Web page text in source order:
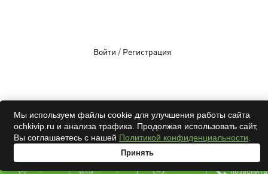
позвонить
Войти / Регистрация
OCHKIVIP 2009-2026©
Все права защищены
Мы используем файлы cookie для улучшения работы сайта
ochkivip.ru и анализа трафика. Продолжая использовать сайт,
Вы соглашаетесь с нашей Политикой конфиденциальности
Принять